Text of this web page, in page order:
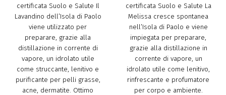
certificata Suolo e Salute Il
Lavandino dell’Isola di Paolo
viene utilizzato per
preparare, grazie alla
distillazione in corrente di
vapore, un idrolato utile
come struccante, lenitivo e
purificante per pelli grasse,
acne, dermatite. Ottimo
certificata Suolo e Salute La
Melissa cresce spontanea
nell’Isola di Paolo e viene
impiegata per preparare,
grazie alla distillazione in
corrente di vapore, un
idrolato utile come lenitivo,
rinfrescante e profumatore
per corpo e ambiente.